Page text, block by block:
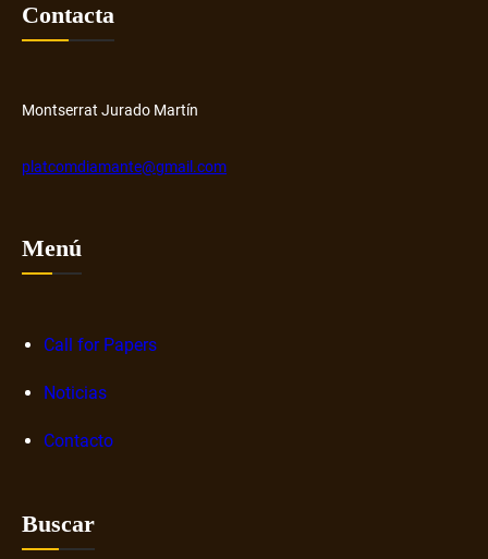
Contacta
Montserrat Jurado Martín
platcomdiamante@gmail.com
Menú
Call for Papers
Noticias
Contacto
Buscar